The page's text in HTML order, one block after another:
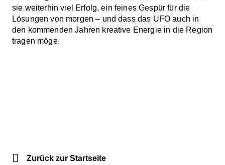
sie weiterhin viel Erfolg, ein feines Gespür für die
Lösungen von morgen – und dass das UFO auch in
den kommenden Jahren kreative Energie in die Region
tragen möge.
Zurück zur Startseite